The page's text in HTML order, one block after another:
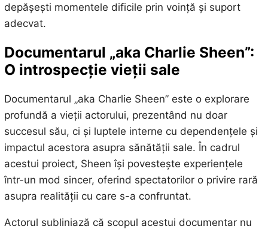
depășești momentele dificile prin voință și suport
adecvat.
Documentarul „aka Charlie Sheen”:
O introspecție vieții sale
Documentarul „aka Charlie Sheen” este o explorare
profundă a vieții actorului, prezentând nu doar
succesul său, ci și luptele interne cu dependențele și
impactul acestora asupra sănătății sale. În cadrul
acestui proiect, Sheen își povestește experiențele
într-un mod sincer, oferind spectatorilor o privire rară
asupra realității cu care s-a confruntat.
Actorul subliniază că scopul acestui documentar nu